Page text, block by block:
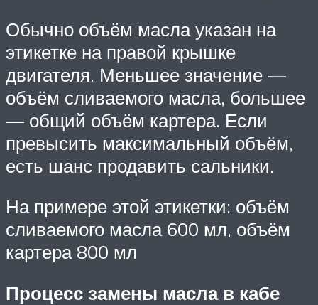
Обычно объём масла указан на
этикетке на правой крышке
двигателя. Меньшее значение —
объём сливаемого масла, большее
— общий объём картера. Если
превысить максимальный объём,
есть шанс продавить сальники.
На примере этой этикетки: объём
сливаемого масла 600 мл, объём
картера 800 мл
Процесс замены масла в кабе